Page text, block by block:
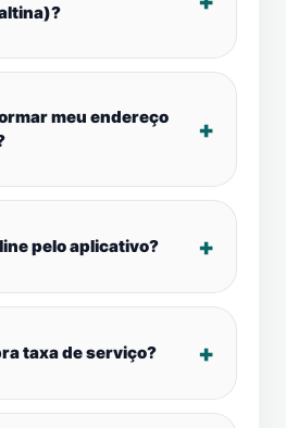
meu endereço
pelo aplicativo?
taxa de serviço?